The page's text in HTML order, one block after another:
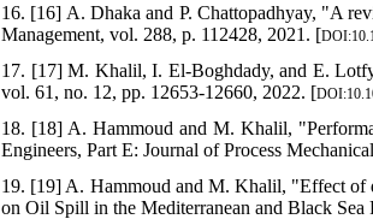
16. [16] A. Dhaka and P. Chattopadhyay, "A
Management, vol. 288, p. 112428, 2021. [
17. [17] M. Khalil, I. El-Boghdady, and E.
vol. 61, no. 12, pp. 12653-12660, 2022. [
18. [18] A. Hammoud and M. Khalil,
Engineers, Part E: Journal of Process
19. [19] A. Hammoud and M. Khalil, "Effect of
on Oil Spill in the Mediterranean and Black